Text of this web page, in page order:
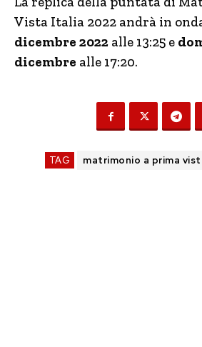
Vista Italia 2022 andrà in
dicembre 2022 alle 13:25 e
dicembre alle 17:20.
TAG matrimonio a prima